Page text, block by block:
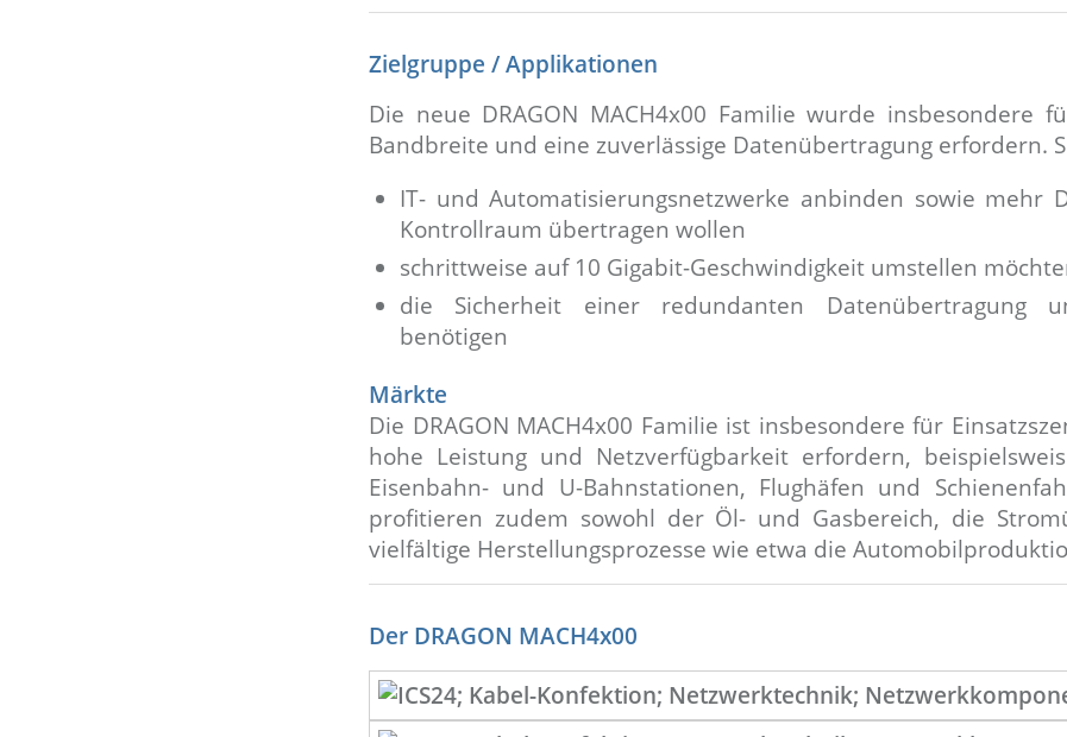
Zielgruppe / Applikationen
Die neue DRAGON MACH4x00 Familie wurde insbesondere
Bandbreite und eine zuverlässige Datenübertragung erfordern.
IT- und Automatisierungsnetzwerke anbinden sowie
Kontrollraum übertragen wollen
schrittweise auf 10 Gigabit-Geschwindigkeit umstellen
die Sicherheit einer redundanten Datenübertragung
benötigen
Märkte
Die DRAGON MACH4x00 Familie ist insbesondere für
hohe Leistung und Netzverfügbarkeit erfordern,
Eisenbahn- und U-Bahnstationen, Flughäfen und
profitieren zudem sowohl der Öl- und Gasbereich, die
vielfältige Herstellungsprozesse wie etwa die
Der DRAGON MACH4x00